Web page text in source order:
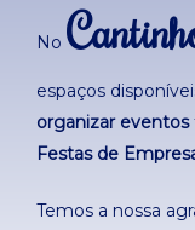
No
espaços
organizar eventos
Festas de
Temos a nossa